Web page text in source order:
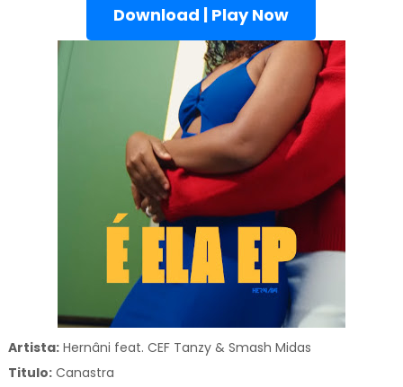
Download | Play Now
Artista:Hernâni feat. CEF Tanzy & Smash Midas
Titulo:Canastra